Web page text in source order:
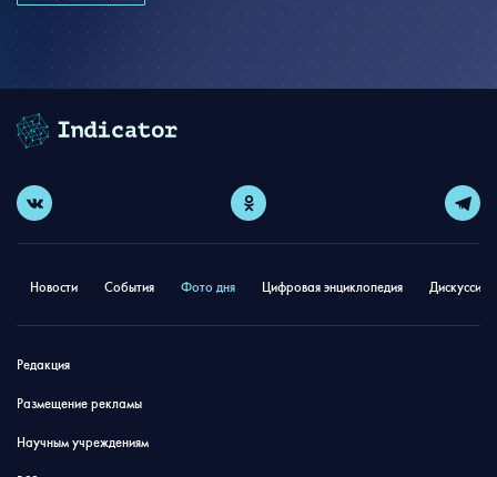
Новости События Фото дня Цифровая энциклопедия
Редакция
Размещение рекламы
Научным учреждениям